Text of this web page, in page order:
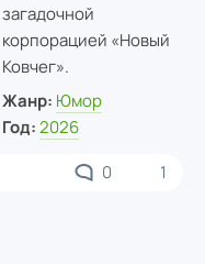
загадочной
корпорацией «Новый
Ковчег».
Жанр: Юмор
Год: 2026
0 1